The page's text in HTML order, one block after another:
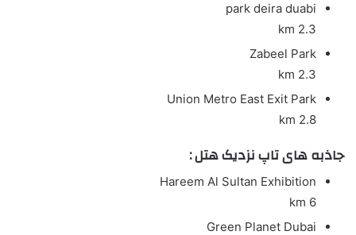
park deira duabi
2.3 km
Zabeel Park
2.3 km
Union Metro East Exit Park
2.8 km
جاذبه های تاپ نزدیک هتل :
Hareem Al Sultan Exhibition
6 km
Green Planet Dubai